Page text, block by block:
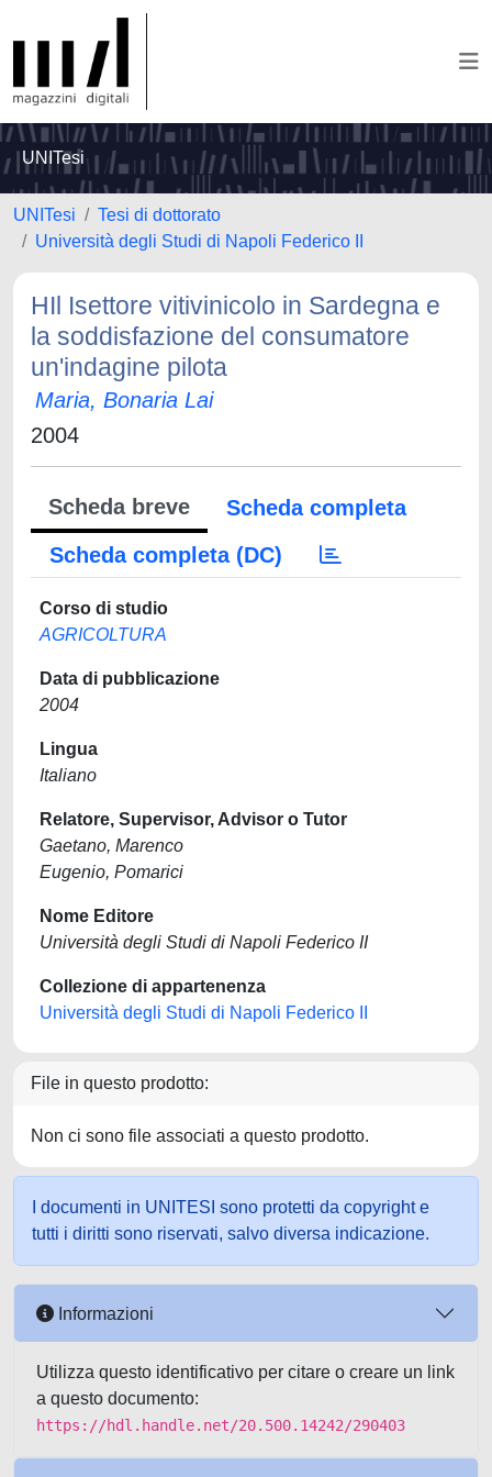
UNITesi
UNITesi
Tesi di dottorato
Università degli Studi di Napoli Federico II
HIl Isettore vitivinicolo in Sardegna e
la soddisfazione del consumatore
un'indagine pilota
Maria, Bonaria Lai
2004
Scheda breve
Scheda completa
Scheda completa (DC)
Corso di studio
AGRICOLTURA
Data di pubblicazione
2004
Lingua
Italiano
Relatore, Supervisor, Advisor o Tutor
Gaetano, Marenco
Eugenio, Pomarici
Nome Editore
Università degli Studi di Napoli Federico II
Collezione di appartenenza
Università degli Studi di Napoli Federico II
File in questo prodotto:
Non ci sono file associati a questo prodotto.
I documenti in UNITESI sono protetti da copyright e
tutti i diritti sono riservati, salvo diversa indicazione.
Informazioni
Utilizza questo identificativo per citare o creare un link
a questo documento:
https://hdl.handle.net/20.500.14242/290403